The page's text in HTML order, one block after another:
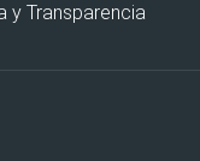
y Transparencia